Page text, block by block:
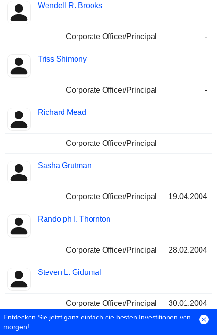
Wendell R. Brooks
Corporate Officer/Principal -
Triss Shimony
Corporate Officer/Principal -
Richard Mead
Corporate Officer/Principal -
Sasha Grutman
Corporate Officer/Principal 19.04.2004
Randolph I. Thornton
Corporate Officer/Principal 28.02.2004
Steven L. Gidumal
Corporate Officer/Principal 30.01.2004
Entdecken Sie jetzt ganz einfach die besten Investitionen von
morgen!